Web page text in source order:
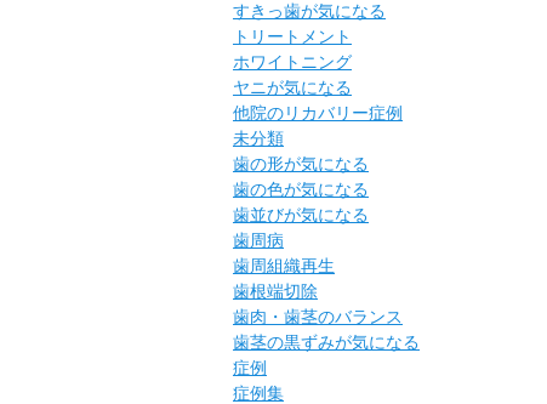
すきっ歯が気になる
トリートメント
ホワイトニング
ヤニが気になる
他院のリカバリー症例
未分類
歯の形が気になる
歯の色が気になる
歯並びが気になる
歯周病
歯周組織再生
歯根端切除
歯肉・歯茎のバランス
歯茎の黒ずみが気になる
症例
症例集